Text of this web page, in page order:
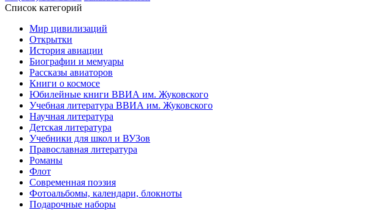
Список категорий
Мир цивилизаций
Открытки
История авиации
Биографии и мемуары
Рассказы авиаторов
Книги о космосе
Юбилейные книги ВВИА им. Жуковского
Учебная литература ВВИА им. Жуковского
Научная литература
Детская литература
Учебники для школ и ВУЗов
Православная литература
Романы
Флот
Современная поэзия
Фотоальбомы, календари, блокноты
Подарочные наборы